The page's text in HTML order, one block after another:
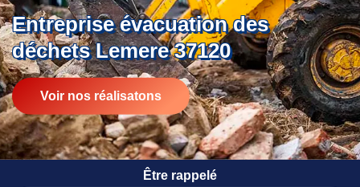
Entreprise évacuation des
déchets Lemere 37120
Voir nos réalisatons
Être rappelé